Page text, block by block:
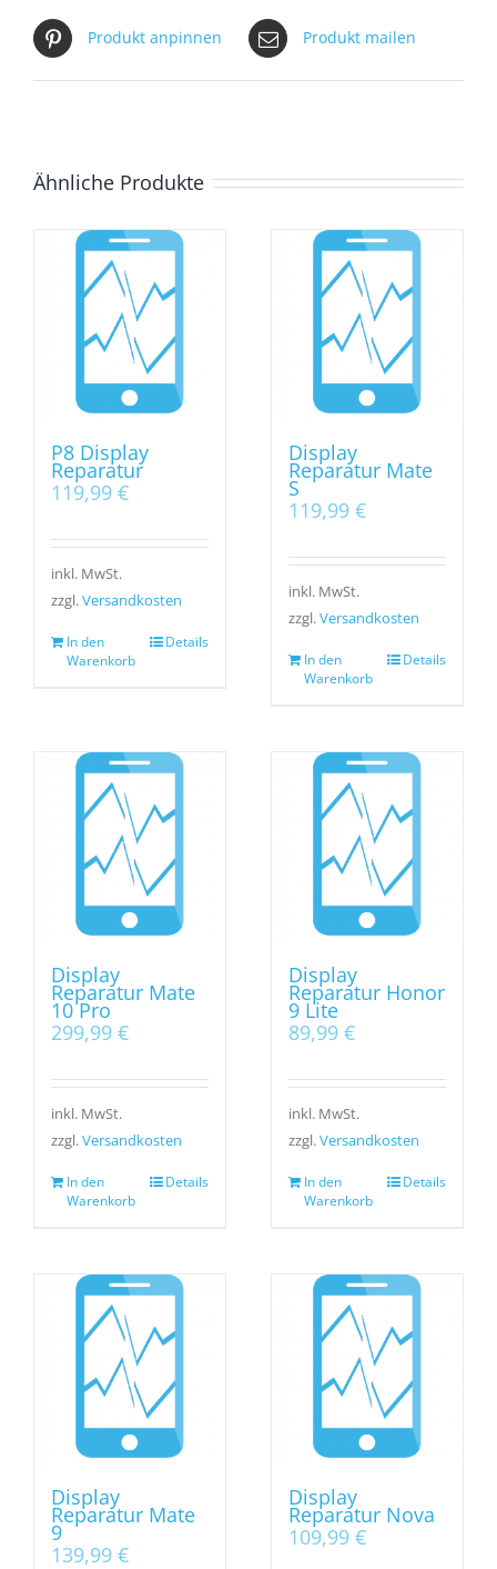
Produkt anpinnen Produkt mailen
Ähnliche Produkte
P8 Display
Reparatur
119,99 €
inkl. MwSt.
zzgl.Versandkosten
In den
Warenkorb
Details
Display
Reparatur Mate
S
119,99 €
inkl. MwSt.
zzgl.Versandkosten
In den
Warenkorb
Details
Display
Reparatur Mate
10 Pro
299,99 €
inkl. MwSt.
zzgl.Versandkosten
In den
Warenkorb
Details
Display
Reparatur Honor
9 Lite
89,99 €
inkl. MwSt.
zzgl.Versandkosten
In den
Warenkorb
Details
Display
Reparatur Mate
9
139,99 €
Display
Reparatur Nova
109,99 €